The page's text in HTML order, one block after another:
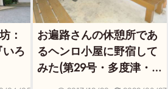
：
ろ
お遍路さんの休憩所であ
るヘンロ小屋に野宿して
みた(第29号・多度津・お
かのやま)